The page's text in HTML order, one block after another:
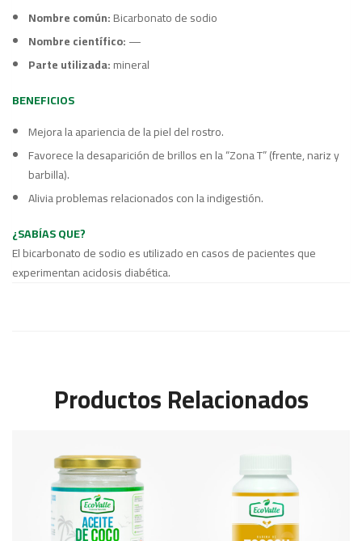
Nombre común:Bicarbonato de sodio
Nombre científico:—
Parte utilizada:mineral
BENEFICIOS
Mejora la apariencia de la piel del rostro.
Favorece la desaparición de brillos en la “Zona T” (frente, nariz y
barbilla).
Alivia problemas relacionados con la indigestión.
¿SABÍAS QUE?
El bicarbonato de sodio es utilizado en casos de pacientes que
experimentan acidosis diabética.
Productos Relacionados